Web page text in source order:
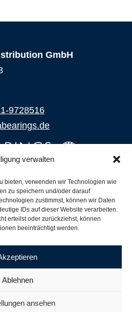
verwalten
bieten, verwenden wir Technologien wie
zu speichern und/oder darauf
zustimmst, können wir Daten
IDs auf dieser Website verarbeiten.
erteilst oder zurückziehst, können
beeinträchtigt werden.
Ablehnen
ansehen
GmbH
9728516
und Produktbestand
für Wälzlager